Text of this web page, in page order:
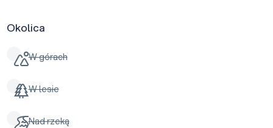
Okolica
W górach
W lesie
Nad rzeką